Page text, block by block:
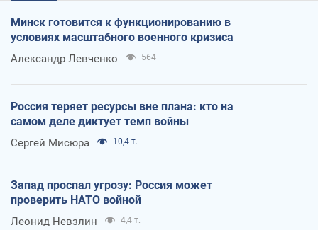
Минск готовится к функционированию в
условиях масштабного военного кризиса
Александр Левченко 564
Россия теряет ресурсы вне плана: кто на
самом деле диктует темп войны
Сергей Мисюра 10,4 т.
Запад проспал угрозу: Россия может
проверить НАТО войной
Леонид Невзлин 4,4 т.